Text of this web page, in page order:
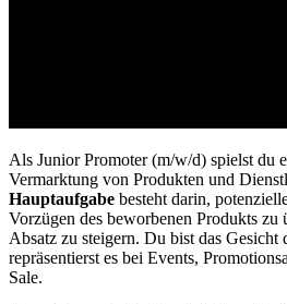
Als Junior Promoter (m/w/d) spielst du
Vermarktung von Produkten und
Hauptaufgabe besteht darin,
Vorzügen des beworbenen Produkts zu
Absatz zu steigern. Du bist das Gesicht
repräsentierst es bei Events,
Sale.